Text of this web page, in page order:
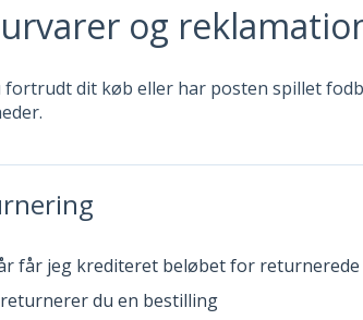
og
fortrudt dit køb eller har posten spillet
får jeg krediteret beløbet for returnerede
du en bestilling